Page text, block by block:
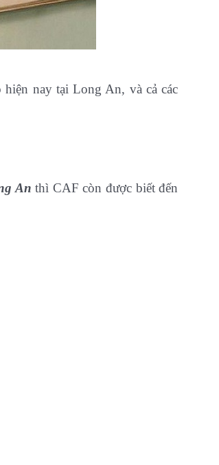
nay tại Long An, và cả các
An thì CAF còn được biết đến